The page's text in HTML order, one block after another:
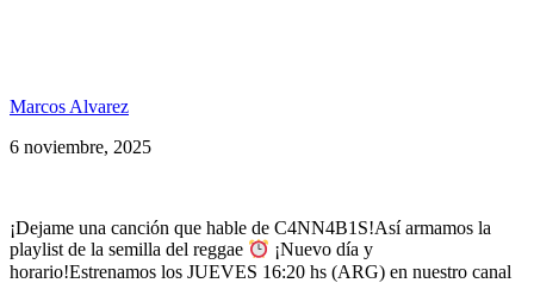
Marcos Alvarez
6 noviembre, 2025
¡Dejame una canción que hable de C4NN4B1S!Así armamos la
playlist de la semilla del reggae
¡Nuevo día y
horario!Estrenamos los JUEVES 16:20 hs (ARG) en nuestro canal